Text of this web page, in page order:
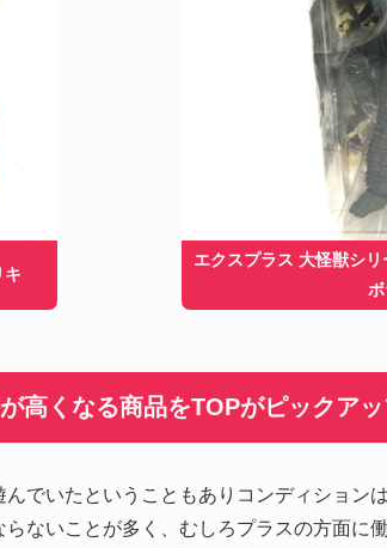
キ
エクスプラス 大怪獣シ
高くなる商品をTOPがピックア
でいたということもありコンディション
ないことが多く、むしろプラスの方面に